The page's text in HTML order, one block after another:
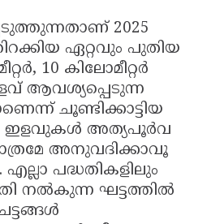
2025
ഏറ്റവും പുതിയ
10 കിലോമീറ്റർ
ആവശ്യപ്പെടുന്ന
ചൂണ്ടിക്കാട്ടിയ
ഇളവുകൾ അത്യപൂർവ
അനുവദിക്കാവൂ
പദ്ധതികളിലും
നൽകുന്ന ഘട്ടത്തിൽ